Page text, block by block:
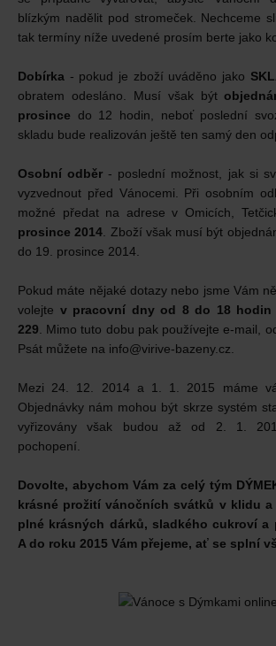
blízkým nadělit pod stromeček. Nechceme
tak termíny níže uvedené prosím berte jako
Dobírka - pokud je zboží uváděno jako
obratem odesláno. Musí však být
prosince do 12 hodin, neboť poslední
skladu bude realizován ještě ten samý den
Osobní odběr - poslední možnost, jak si
vyzvednout před Vánocemi. Při osobním
možné předat na adrese v Omicích,
prosince 2014 . Zboží však musí být
do 19. prosince 2014.
Pokud máte nějaké dotazy nebo jsme Vám
volejte v pracovní dny od 8 do 18 hodin
229 . Mimo tuto dobu pak používejte e-mail,
Psát můžete na info@virive-bazeny.cz.
Mezi 24. 12. 2014 a 1. 1. 2015 máme
Objednávky nám mohou být skrze systém
vyřizovány však budou až od 2. 1.
pochopení.
Dovolte, abychom Vám za celý tým
krásné prožití vánočních svátků v klidu a
plné krásných dárků, sladkého cukroví a
A do roku 2015 Vám přejeme, ať se splní